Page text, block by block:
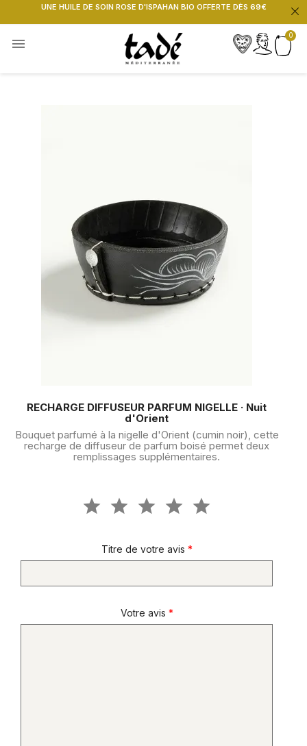
UNE HUILE DE SOIN ROSE D'ISPAHAN BIO OFFERTE DÈS 69€

RECHARGE DIFFUSEUR PARFUM NIGELLE · Nuit
d'Orient
Bouquet parfumé à la nigelle d'Orient (cumin noir), cette
recharge de diffuseur de parfum boisé permet deux
remplissages supplémentaires.
Titre de votre avis *
Votre avis *